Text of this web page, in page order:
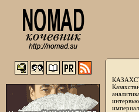
интервью